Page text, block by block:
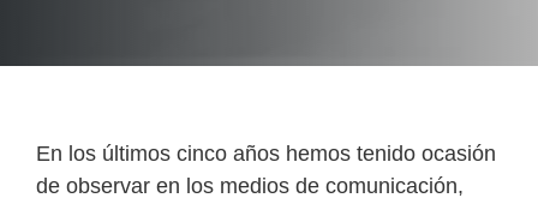
En los últimos cinco años hemos tenido ocasión
de observar en los medios de comunicación,